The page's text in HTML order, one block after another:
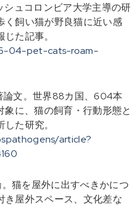
ュコロンビア大学主導の研
く飼い猫が野良猫に近い感
た記事。
04-pet-cats-roam-
論文。世界88カ国、604本
に、猫の飼育・行動形態と
た研究。
article?
猫を屋外に出すべきかにつ
き屋外スペース、文化差な